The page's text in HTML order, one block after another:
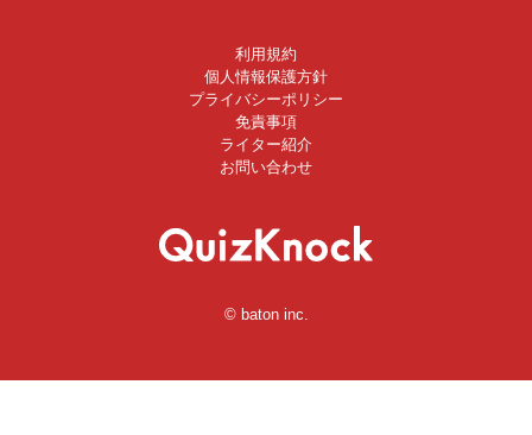
利用規約
個人情報保護方針
プライバシーポリシー
免責事項
ライター紹介
お問い合わせ
© baton inc.